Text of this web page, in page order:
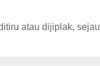
atau dijiplak,